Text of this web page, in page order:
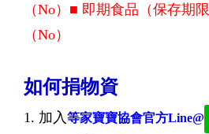
（No）■ 即期食品（保存期
（No）
如何捐物資
1. 加入 等家寶寶協會官方Line@